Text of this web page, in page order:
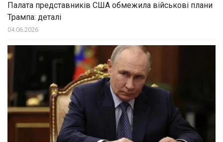
Палата представників США обмежила військові плани
Трампа: деталі
04.06.2026